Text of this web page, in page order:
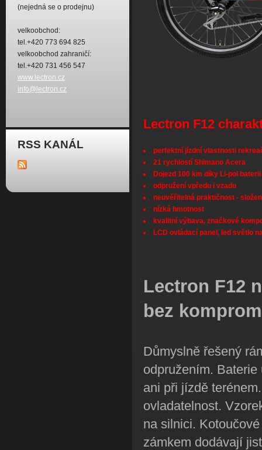
(nejedná se o prodejnu)
velkoobchod:
tel.+420 773 694 825
velkoobchod zahraničí:
tel.+420 731 456 547
www.lectron.cz
info@lectron.cz
RSS KANÁL
Lectron F12
perfektní jízdní vlastnosti
21 rychlostí Shimano Acera
Dojezd 100 km díky Li-pol
odpružení vpředu i vzadu
neuvěřitelná praktičnost -
nízká hmotnost
kvalitní výbava, značkové
LCD ovládací panel, led světlo
Lectron F12
bez
Důmyslně řešený
odpružením.
ani při jízdě
ovladatelnost.
na silnici.
zámkem dodávají